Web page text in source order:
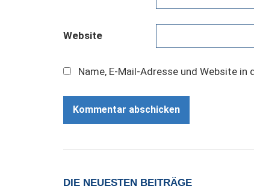
Website
Name, E-Mail-Adresse und Website
DIE NEUESTEN BEITRÄGE